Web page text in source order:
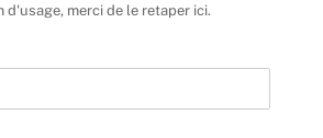
merci de le retaper ici.